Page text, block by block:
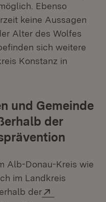
Ebenso
keine Aussagen
Alter des Wolfes
sich weitere
Konstanz in
und Gemeinde
der
Alb-Donau-Kreis wie
im Landkreis
der